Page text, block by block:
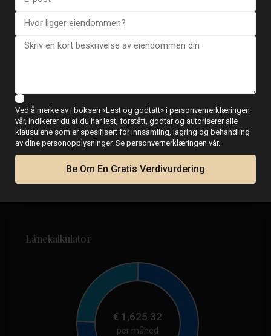
Lånekalkulator
€ 1,625.32
per måned
Ved å merke av i boksen «Lest og godtatt» i personvernerklæringen
vår, indikerer du at du har lest, forstått, godtar og autoriserer alle
klausulene som er spesifisert for innsamling, lagring og behandling
av dine personopplysninger. Se personvernerklæringen vår.
Be Om En Gratis Verdivurdering